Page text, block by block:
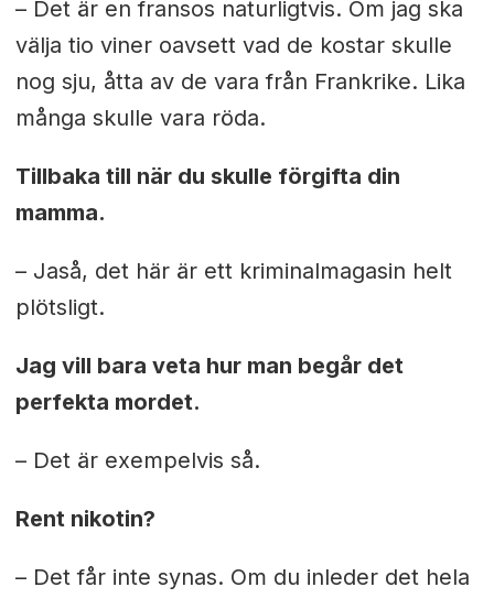
– Det är en fransos naturligtvis. Om jag ska
välja tio viner oavsett vad de kostar skulle
nog sju, åtta av de vara från Frankrike. Lika
många skulle vara röda.
Tillbaka till när du skulle förgifta din
mamma.
– Jaså, det här är ett kriminalmagasin helt
plötsligt.
Jag vill bara veta hur man begår det
perfekta mordet.
– Det är exempelvis så.
Rent nikotin?
– Det får inte synas. Om du inleder det hela